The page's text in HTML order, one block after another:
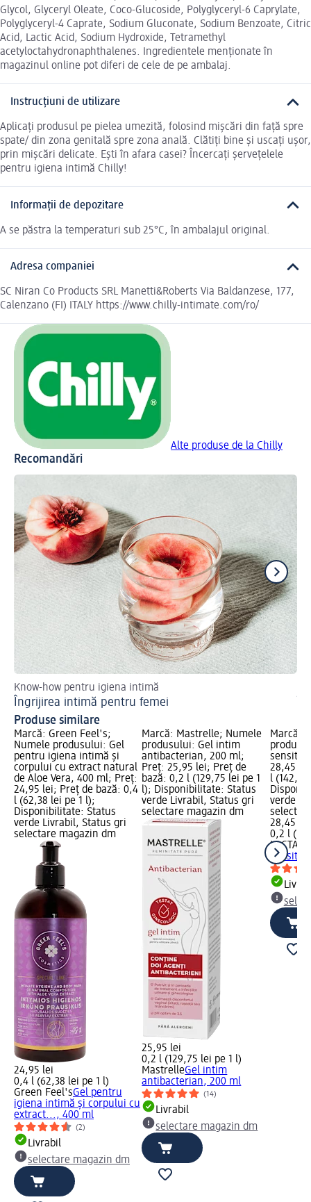
Glycol, Glyceryl Oleate, Coco-Glucoside, Polyglyceryl-6 Caprylate,
Polyglyceryl-4 Caprate, Sodium Gluconate, Sodium Benzoate, Citric
Acid, Lactic Acid, Sodium Hydroxide, Tetramethyl
acetyloctahydronaphthalenes. Ingredientele menționate în
magazinul online pot diferi de cele de pe ambalaj.
Instrucțiuni de utilizare
Aplicați produsul pe pielea umezită, folosind mișcări din față spre
spate/ din zona genitală spre zona anală. Clătiți bine și uscați ușor,
prin mișcări delicate. Ești în afara casei? Încercați șervețelele
pentru igiena intimă Chilly!
Informații de depozitare
A se păstra la temperaturi sub 25°C, în ambalajul original.
Adresa companiei
SC Niran Co Products SRL Manetti&Roberts Via Baldanzese, 177,
Calenzano (FI) ITALY https://www.chilly-intimate.com/ro/
Alte produse de la Chilly
Recomandări
Know-how pentru igiena intimă
Îngrijirea intimă pentru femei
Produse similare
Marcă: Green Feel's;
Numele produsului: Gel
pentru igiena intimă și
corpului cu extract natural
de Aloe Vera, 400 ml; Preț:
24,95 lei; Preț de bază: 0,4
l (62,38 lei pe 1 l);
Disponibilitate: Status
verde Livrabil, Status gri
selectare magazin dm
24,95 lei
0,4 l (62,38 lei pe 1 l)
Green Feel'sGel pentru
igiena intimă și corpului cu
extract..., 400 ml
(2)
Livrabil
selectare magazin dm
Marcă: Mastrelle; Numele
produsului: Gel intim
antibacterian, 200 ml;
Preț: 25,95 lei; Preț de
bază: 0,2 l (129,75 lei pe 1
l); Disponibilitate: Status
verde Livrabil, Status gri
selectare magazin dm
25,95 lei
0,2 l (129,75 lei pe 1 l)
MastrelleGel intim
antibacterian, 200 ml
(14)
Livrabil
selectare magazin dm
Marcă:
28,45
l
verde
28,45 lei
0,2 l